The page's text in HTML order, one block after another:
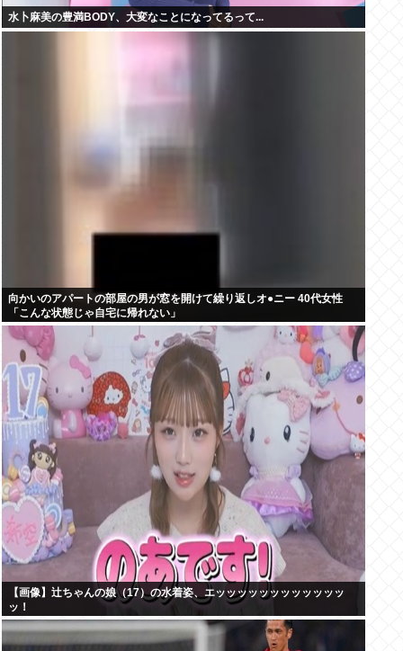
水卜麻美の豊満BODY、大変なことになってるって...
向かいのアパートの部屋の男が窓を開けて繰り返しオ●ニー 40代女性
「こんな状態じゃ自宅に帰れない」
【画像】辻ちゃんの娘（17）の水着姿、エッッッッッッッッッッッッ
ッ！